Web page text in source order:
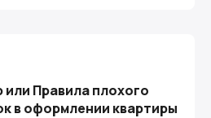
Правила плохого
в оформлении квартиры